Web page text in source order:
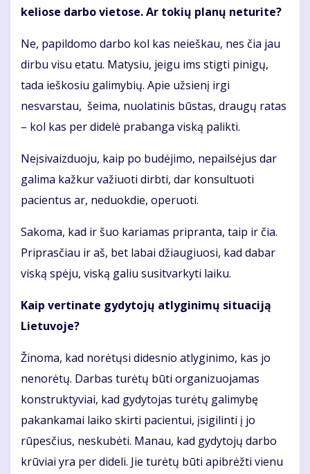
keliose darbo vietose. Ar tokių planų neturite?
Ne, papildomo darbo kol kas neieškau, nes čia jau
dirbu visu etatu. Matysiu, jeigu ims stigti pinigų,
tada ieškosiu galimybių. Apie užsienį irgi
nesvarstau, šeima, nuolatinis būstas, draugų ratas
– kol kas per didelė prabanga viską palikti.
Neįsivaizduoju, kaip po budėjimo, nepailsėjus dar
galima kažkur važiuoti dirbti, dar konsultuoti
pacientus ar, neduokdie, operuoti.
Sakoma, kad ir šuo kariamas pripranta, taip ir čia.
Priprasčiau ir aš, bet labai džiaugiuosi, kad dabar
viską spėju, viską galiu susitvarkyti laiku.
Kaip vertinate gydytojų atlyginimų situaciją
Lietuvoje?
Žinoma, kad norėtųsi didesnio atlyginimo, kas jo
nenorėtų. Darbas turėtų būti organizuojamas
konstruktyviai, kad gydytojas turėtų galimybę
pakankamai laiko skirti pacientui, įsigilinti į jo
rūpesčius, neskubėti. Manau, kad gydytojų darbo
krūviai yra per dideli. Jie turėtų būti apibrėžti vienu